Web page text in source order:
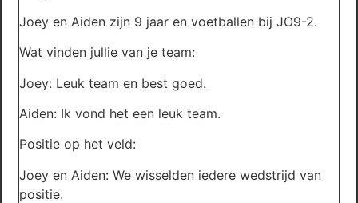
Joey en Aiden zijn 9 jaar en voetballen bij JO9-2.
Wat vinden jullie van je team:
Joey: Leuk team en best goed.
Aiden: Ik vond het een leuk team.
Positie op het veld:
Joey en Aiden: We wisselden iedere wedstrijd van
positie.